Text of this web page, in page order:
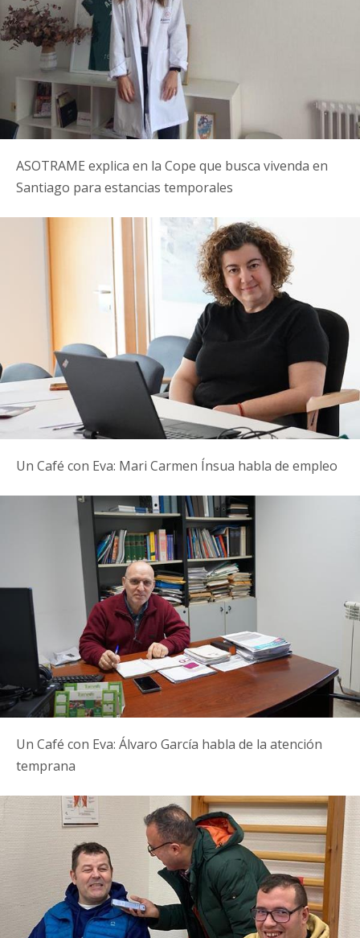
ASOTRAME explica en la Cope que busca vivenda en
Santiago para estancias temporales
Un Café con Eva: Mari Carmen Ínsua habla de empleo
Un Café con Eva: Álvaro García habla de la atención
temprana